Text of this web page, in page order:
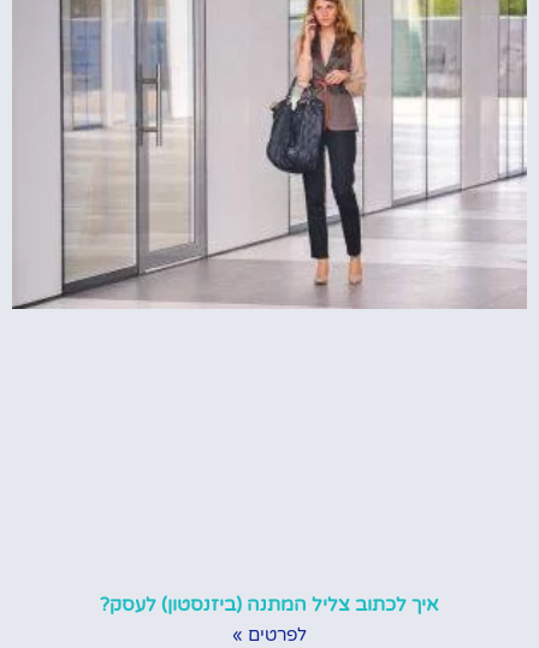
איך לכתוב צליל המתנה (ביזנסטון) לעסק?
לפרטים »